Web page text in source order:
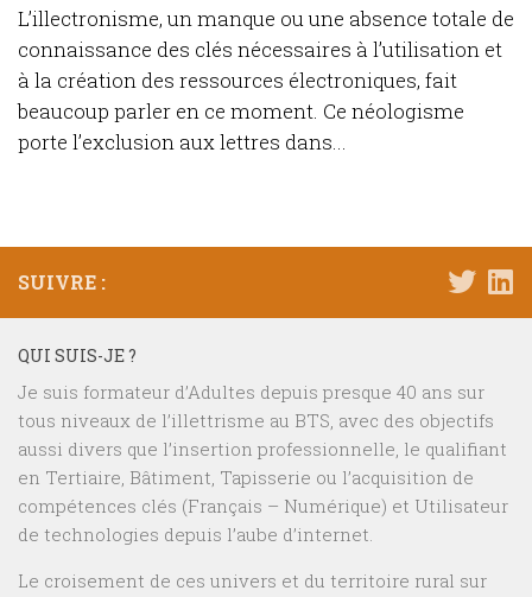
L’illectronisme, un manque ou une absence totale de
connaissance des clés nécessaires à l’utilisation et
à la création des ressources électroniques, fait
beaucoup parler en ce moment. Ce néologisme
porte l’exclusion aux lettres dans...
SUIVRE :
QUI SUIS-JE ?
Je suis formateur d’Adultes depuis presque 40 ans sur
tous niveaux de l’illettrisme au BTS, avec des objectifs
aussi divers que l’insertion professionnelle, le qualifiant
en Tertiaire, Bâtiment, Tapisserie ou l’acquisition de
compétences clés (Français – Numérique) et Utilisateur
de technologies depuis l’aube d’internet.
Le croisement de ces univers et du territoire rural sur